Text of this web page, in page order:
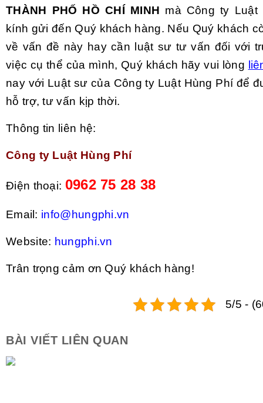
THÀNH PHỐ HỒ CHÍ MINH mà Công ty Luật
kính gửi đến Quý khách hàng. Nếu Quý khách
về vấn đề này hay cần luật sư tư vấn đối với
việc cụ thể của mình, Quý khách hãy vui lòng
nay với Luật sư của Công ty Luật Hùng Phí để
hỗ trợ, tư vấn kịp thời.
Thông tin liên hệ:
Công ty Luật Hùng Phí
Điện thoại: 0962 75 28 38
Email: info@hungphi.vn
Website: hungphi.vn
Trân trọng cảm ơn Quý khách hàng!
5/5 -
BÀI VIẾT LIÊN QUAN